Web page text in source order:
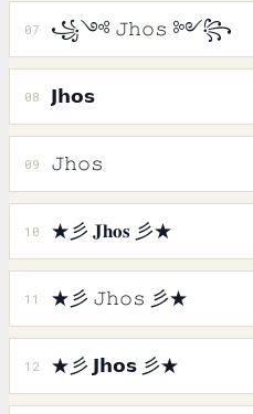
07 ꧁༺ 𝙹𝚑𝚘𝚜 ༻꧂
08 𝗝𝗵𝗼𝘀
09 𝙹𝚑𝚘𝚜
10 ★彡 𝐉𝐡𝐨𝐬 彡★
11 ★彡 𝙹𝚑𝚘𝚜 彡★
12 ★彡 𝗝𝗵𝗼𝘀 彡★